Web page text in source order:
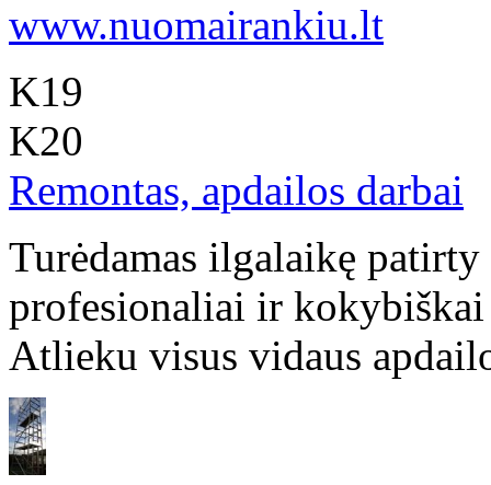
www.nuomairankiu.lt
K19
K20
Remontas, apdailos darbai
Turėdamas ilgalaikę
profesionaliai ir
Atlieku visus vidaus